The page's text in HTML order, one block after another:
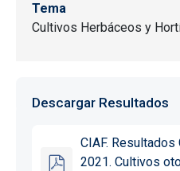
Tema
Cultivos Herbáceos y
Descargar Resultados
CIAF. Resultados
2021. Cultivos